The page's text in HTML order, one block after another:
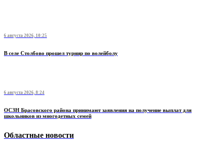
6 августа 2026, 10:25
В селе Столбово прошел турнир по волейболу
6 августа 2026, 8:24
ОСЗН Брасовского района принимают заявления на получение выплат для
школьников из многодетных семей
Областные новости